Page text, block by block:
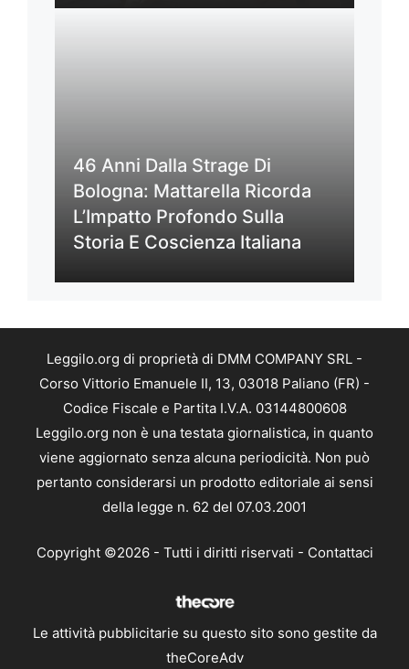
46 Anni Dalla Strage Di
Bologna: Mattarella Ricorda
L’Impatto Profondo Sulla
Storia E Coscienza Italiana
Leggilo.org di proprietà di DMM COMPANY SRL -
Corso Vittorio Emanuele II, 13, 03018 Paliano (FR) -
Codice Fiscale e Partita I.V.A. 03144800608
Leggilo.org non è una testata giornalistica, in quanto
viene aggiornato senza alcuna periodicità. Non può
pertanto considerarsi un prodotto editoriale ai sensi
della legge n. 62 del 07.03.2001
Copyright ©2026 - Tutti i diritti riservati - Contattaci
Le attività pubblicitarie su questo sito sono gestite da
theCoreAdv